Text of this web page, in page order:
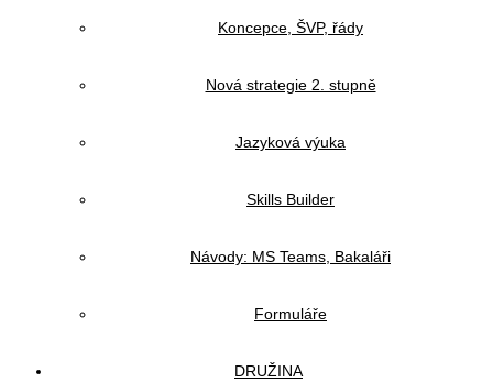
Koncepce, ŠVP, řády
Nová strategie 2. stupně
Jazyková výuka
Skills Builder
Návody: MS Teams, Bakaláři
Formuláře
DRUŽINA